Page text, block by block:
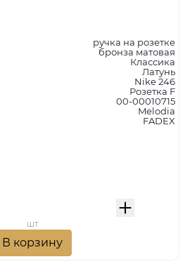
ручка на розетке
бронза матовая
Классика
Латунь
Nike 246
Розетка F
00-00010715
Melodia
FADEX
шт
В корзину